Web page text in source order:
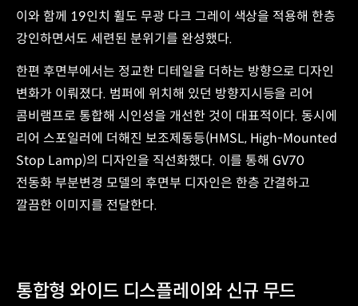
이와 함께 19인치 휠도 무광 다크 그레이 색상을 적용해 한층
강인하면서도 세련된 분위기를 완성했다.
한편 후면부에서는 정교한 디테일을 더하는 방향으로 디자인
변화가 이뤄졌다. 범퍼에 위치해 있던 방향지시등을 리어
콤비램프로 통합해 시인성을 개선한 것이 대표적이다. 동시에
리어 스포일러에 더해진 보조제동등(HMSL, High-Mounted
Stop Lamp)의 디자인을 직선화했다. 이를 통해 GV70
전동화 부분변경 모델의 후면부 디자인은 한층 간결하고
깔끔한 이미지를 전달한다.
통합형 와이드 디스플레이와 신규 무드